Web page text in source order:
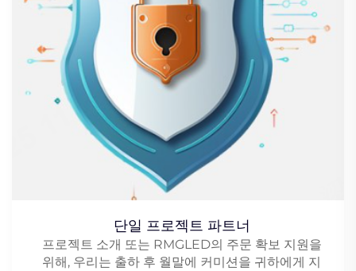
단일 프로젝트 파트너
프로젝트 소개 또는 RMGLED의 주문 확보 지원을
위해, 우리는 출하 후 월말에 커미션을 귀하에게 지